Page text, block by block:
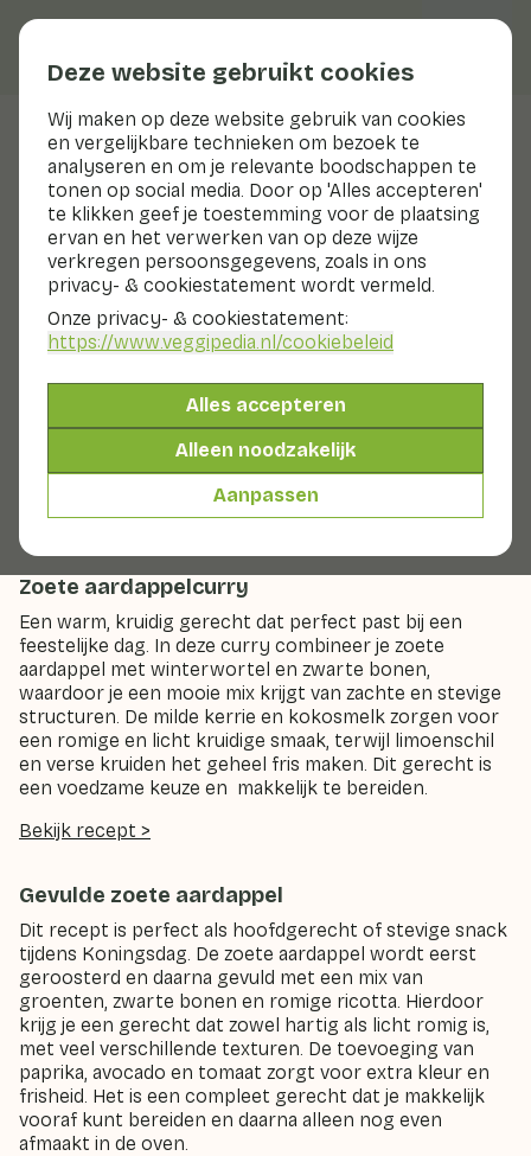
Deze website gebruikt cookies
Wij maken op deze website gebruik van cookies
en vergelijkbare technieken om bezoek te
analyseren en om je relevante boodschappen te
tonen op social media. Door op 'Alles accepteren'
te klikken geef je toestemming voor de plaatsing
ervan en het verwerken van op deze wijze
verkregen persoonsgegevens, zoals in ons
privacy- & cookiestatement wordt vermeld.
Onze privacy- & cookiestatement:
https://www.veggipedia.nl/cookiebeleid
Alles accepteren
Alleen noodzakelijk
Aanpassen
Veggiblogs
Vier Koningsdag met oranje
groenten op je bord
23 april 2026
Koningsdag is de dag waarop heel Nederland
samenkomt om te genieten van gezelligheid, muziek en
lekker eten. Van struinen over de vrijmarkt tot dansen
op straat of ontspannen in het park met vrienden en
familie. Juist op zo’n feestelijke dag is het leuk om uit te
pakken met gerechten die niet alleen lekker en
makkelijk zijn, maar er ook kleurrijk uitzien. En wat past
er beter bij het oranje feest dan groente met een
oranje kleur.
Zoete aardappelcurry
Een warm, kruidig gerecht dat perfect past bij een
feestelijke dag. In deze curry combineer je zoete
aardappel met winterwortel en zwarte bonen,
waardoor je een mooie mix krijgt van zachte en stevige
structuren. De milde kerrie en kokosmelk zorgen voor
een romige en licht kruidige smaak, terwijl limoenschil
en verse kruiden het geheel fris maken. Dit gerecht is
een voedzame keuze en makkelijk te bereiden.
Bekijk recept >
Gevulde zoete aardappel
Dit recept is perfect als hoofdgerecht of stevige snack
tijdens Koningsdag. De zoete aardappel wordt eerst
geroosterd en daarna gevuld met een mix van
groenten, zwarte bonen en romige ricotta. Hierdoor
krijg je een gerecht dat zowel hartig als licht romig is,
met veel verschillende texturen. De toevoeging van
paprika, avocado en tomaat zorgt voor extra kleur en
frisheid. Het is een compleet gerecht dat je makkelijk
vooraf kunt bereiden en daarna alleen nog even
afmaakt in de oven.